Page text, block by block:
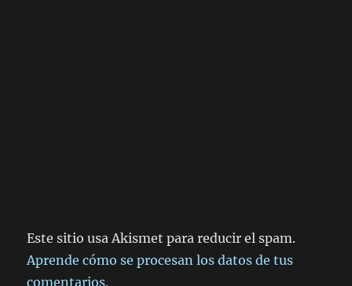
Este sitio usa Akismet para reducir el spam.
Aprende cómo se procesan los datos de tus
comentarios.